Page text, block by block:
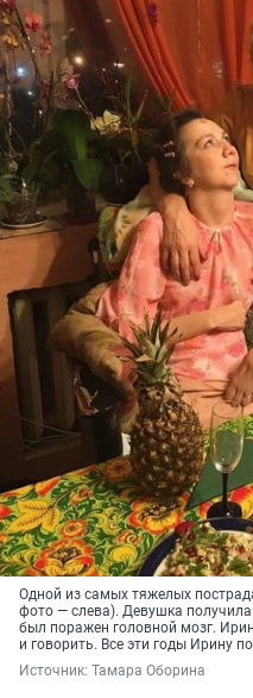
Одной из самых тяжелых
фото — слева). Девушка
был поражен головной мозг.
и говорить. Все эти годы Ирину
Источник: Тамара Оборина